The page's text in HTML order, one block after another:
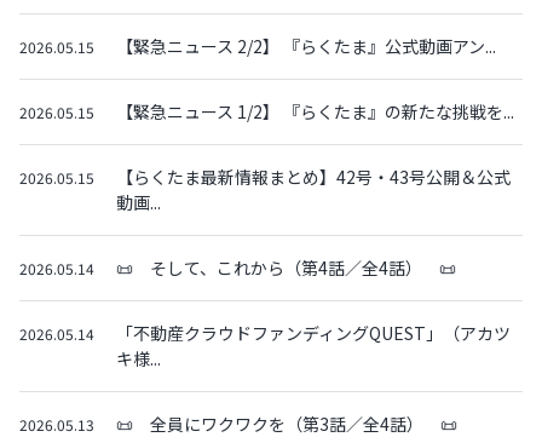
2026.05.15 【緊急ニュース 2/2】 『らくたま』公式動画アン...
2026.05.15 【緊急ニュース 1/2】 『らくたま』の新たな挑戦を...
2026.05.15
【らくたま最新情報まとめ】42号・43号公開＆公式
動画...
2026.05.14 📜 そして、これから（第4話／全4話） 📜
2026.05.14
「不動産クラウドファンディングQUEST」（アカツ
キ様...
2026.05.13 📜 全員にワクワクを（第3話／全4話） 📜